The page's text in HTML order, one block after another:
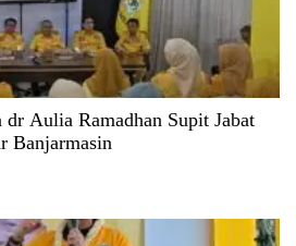
Aulia Ramadhan Supit Jabat
Banjarmasin